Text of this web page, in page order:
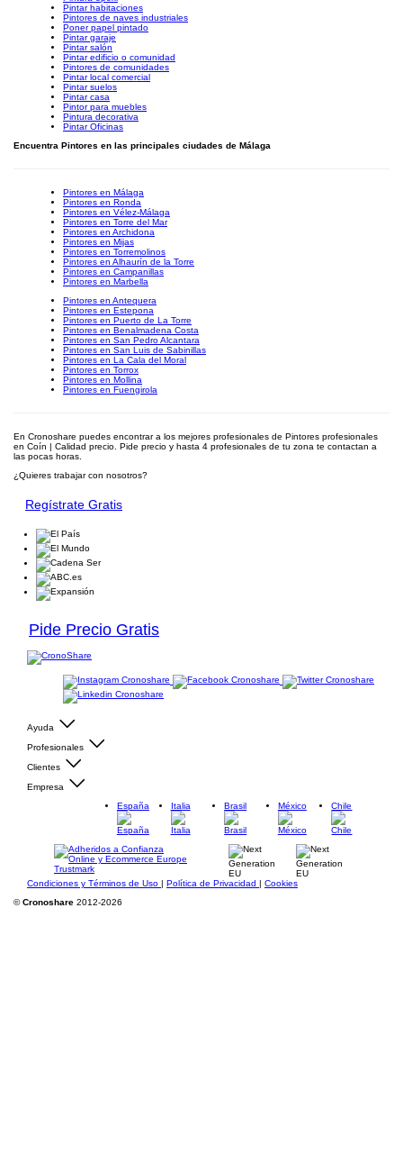
Pintar habitaciones
Pintores de naves industriales
Poner papel pintado
Pintar garaje
Pintar salón
Pintar edificio o comunidad
Pintores de comunidades
Pintar local comercial
Pintar suelos
Pintar casa
Pintor para muebles
Pintura decorativa
Pintar Oficinas
Encuentra Pintores en las principales ciudades de Málaga
Pintores en Málaga
Pintores en Ronda
Pintores en Vélez-Málaga
Pintores en Torre del Mar
Pintores en Archidona
Pintores en Mijas
Pintores en Torremolinos
Pintores en Alhaurín de la Torre
Pintores en Campanillas
Pintores en Marbella
Pintores en Antequera
Pintores en Estepona
Pintores en Puerto de La Torre
Pintores en Benalmadena Costa
Pintores en San Pedro Alcantara
Pintores en San Luis de Sabinillas
Pintores en La Cala del Moral
Pintores en Torrox
Pintores en Mollina
Pintores en Fuengirola
En Cronoshare puedes encontrar a los mejores profesionales de Pintores profesionales
en Coín | Calidad precio. Pide precio y hasta 4 profesionales de tu zona te contactan a
las pocas horas.
¿Quieres trabajar con nosotros?
Regístrate Gratis
Pide Precio Gratis
Ayuda
Profesionales
Clientes
Empresa
España
Italia Brasil México Chile
Condiciones y Términos de Uso | Política de Privacidad | Cookies
©Cronoshare 2012-2026